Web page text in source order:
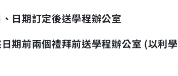
日期訂定後送學程辦公室
期前兩個禮拜前送學程辦公室 (以利